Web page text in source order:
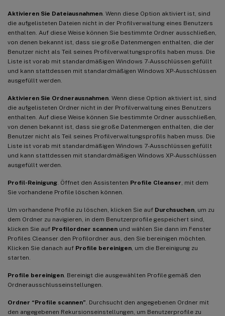
Aktivieren Sie Dateiausnahmen . Wenn diese Option aktiviert ist, sind
die aufgelisteten Dateien nicht in der Profilverwaltung eines Benutzers
enthalten. Auf diese Weise können Sie bestimmte Ordner ausschließen,
von denen bekannt ist, dass sie große Datenmengen enthalten, die der
Benutzer nicht als Teil seines Profilverwaltungsprofils haben muss. Die
Liste ist vorab mit standardmäßigen Windows 7-Ausschlüssen gefüllt
und kann stattdessen mit standardmäßigen Windows XP-Ausschlüssen
ausgefüllt werden.
Aktivieren Sie Ordnerausnahmen . Wenn diese Option aktiviert ist, sind
die aufgelisteten Ordner nicht in der Profilverwaltung eines Benutzers
enthalten. Auf diese Weise können Sie bestimmte Ordner ausschließen,
von denen bekannt ist, dass sie große Datenmengen enthalten, die der
Benutzer nicht als Teil seines Profilverwaltungsprofils haben muss. Die
Liste ist vorab mit standardmäßigen Windows 7-Ausschlüssen gefüllt
und kann stattdessen mit standardmäßigen Windows XP-Ausschlüssen
ausgefüllt werden.
Profil-Reinigung . Öffnet den Assistenten Profile Cleanser , mit dem
Sie vorhandene Profile löschen können.
Um vorhandene Profile zu löschen, klicken Sie auf Durchsuchen , um zu
dem Ordner zu navigieren, in dem Benutzerprofile gespeichert sind,
klicken Sie auf Profilordner scannen und wählen Sie dann im Fenster
Profiles Cleanser den Profilordner aus, den Sie bereinigen möchten.
Klicken Sie danach auf Profile bereinigen , um die Bereinigung zu
starten.
Profile bereinigen . Bereinigt die ausgewählten Profile gemäß den
Ordnerausschlusseinstellungen.
Ordner “Profile scannen” . Durchsucht den angegebenen Ordner mit
den angegebenen Rekursionseinstellungen, um Benutzerprofile zu